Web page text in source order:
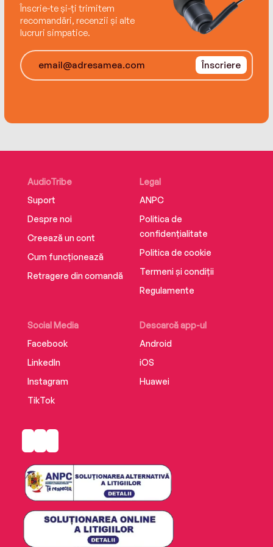
ISBN 9789731288437
Înscrie-te și-ți trimitem
recomandări, recenzii și alte
lucruri simpatice.
Înscriere
AudioTribe
Suport
Despre noi
Creează un cont
Cum funcționează
Retragere din comandă
Social Media
Facebook
LinkedIn
Instagram
TikTok
Descarcă app-ul
Android
iOS
Huawei
Legal
ANPC
Politica de
confidențialitate
Politica de cookie
Termeni și condiții
Regulamente